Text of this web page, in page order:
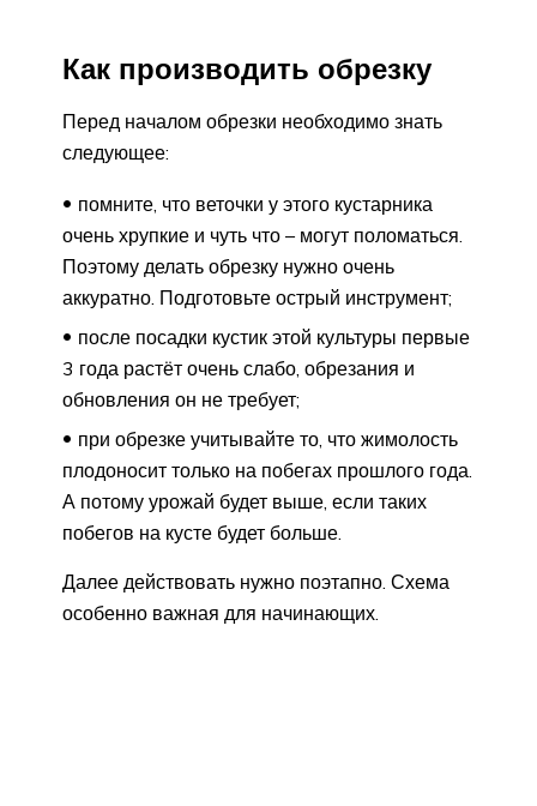
Как производить обрезку
Перед началом обрезки необходимо знать
следующее:
помните, что веточки у этого кустарника
очень хрупкие и чуть что – могут поломаться.
Поэтому делать обрезку нужно очень
аккуратно. Подготовьте острый инструмент;
после посадки кустик этой культуры первые
3 года растёт очень слабо, обрезания и
обновления он не требует;
при обрезке учитывайте то, что жимолость
плодоносит только на побегах прошлого года.
А потому урожай будет выше, если таких
побегов на кусте будет больше.
Далее действовать нужно поэтапно. Схема
особенно важная для начинающих.